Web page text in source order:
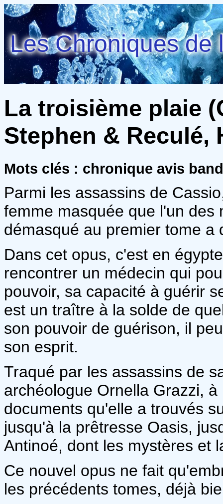
Les Chroniques de
La troisième plaie
Stephen & Reculé,
Mots clés : chronique avis
Parmi les assassins de
femme masquée que l'un des
démasqué au premier tome
Dans cet opus, c'est en
rencontrer un médecin qui
pouvoir, sa capacité à guérir
est un traître à la solde de
son pouvoir de guérison, il
son esprit.
Traqué par les assassins de
archéologue Ornella Grazzi,
documents qu'elle a trouvés
jusqu'à la prêtresse Oasis,
Antinoé, dont les mystères et
Ce nouvel opus ne fait
les précédents tomes, déjà